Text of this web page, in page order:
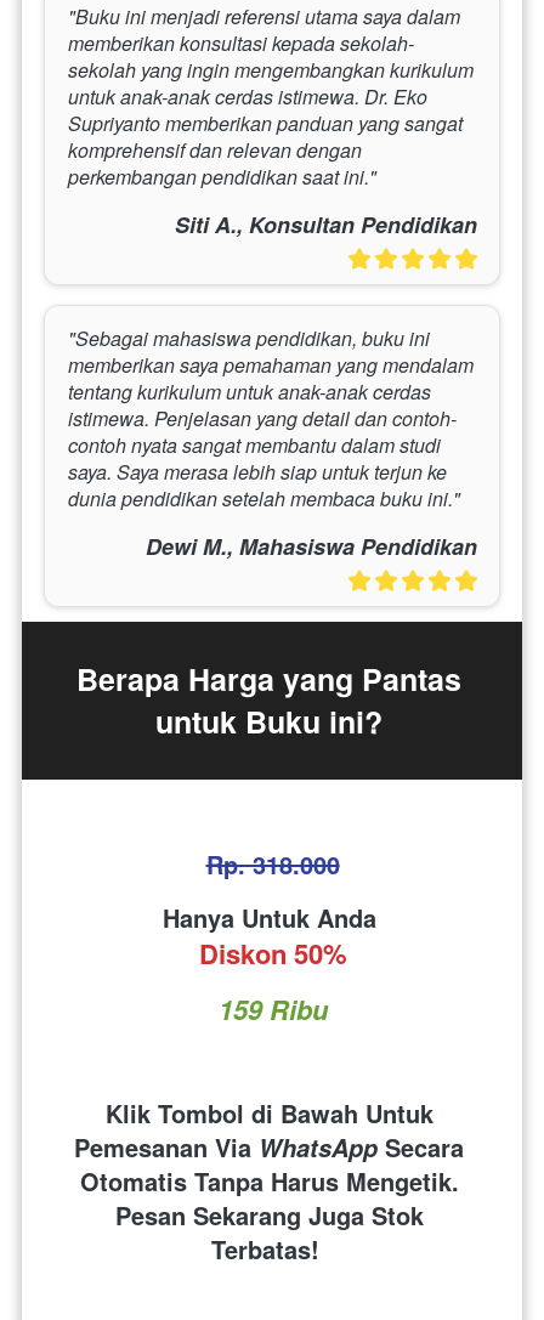
"Buku ini menjadi referensi utama saya dalam
memberikan konsultasi kepada sekolah-
sekolah yang ingin mengembangkan kurikulum
untuk anak-anak cerdas istimewa. Dr. Eko
Supriyanto memberikan panduan yang sangat
komprehensif dan relevan dengan
perkembangan pendidikan saat ini."
Siti A., Konsultan Pendidikan
"Sebagai mahasiswa pendidikan, buku ini
memberikan saya pemahaman yang mendalam
tentang kurikulum untuk anak-anak cerdas
istimewa. Penjelasan yang detail dan contoh-
contoh nyata sangat membantu dalam studi
saya. Saya merasa lebih siap untuk terjun ke
dunia pendidikan setelah membaca buku ini."
Dewi M., Mahasiswa Pendidikan
Berapa Harga yang Pantas
untuk Buku ini?
Rp. 318.000
Hanya Untuk Anda
Diskon 50%
159 Ribu
Klik Tombol di Bawah Untuk
Pemesanan Via WhatsApp Secara
Otomatis Tanpa Harus Mengetik.
Pesan Sekarang Juga Stok
Terbatas!